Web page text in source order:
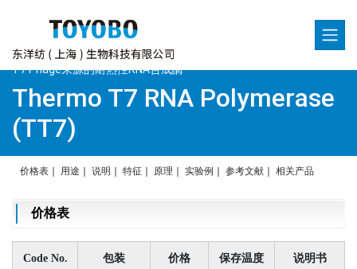
T7 Phage来源的耐热性RNA合成酶
Thermo T7 RNA Polymerase
(TT7)
价格表 用途 说明 特征 原理 实验例 参考文献 相关产品
价格表
Code No. 包装 价格 保存温度 说明书